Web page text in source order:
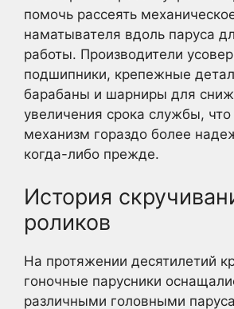
помочь рассеять
наматывателя вдоль паруса
работы. Производители
подшипники, крепежные
барабаны и шарниры для
увеличения срока службы,
механизм гораздо более
когда-либо прежде.
История
роликов
На протяжении десятилетий
гоночные парусники
различными головными